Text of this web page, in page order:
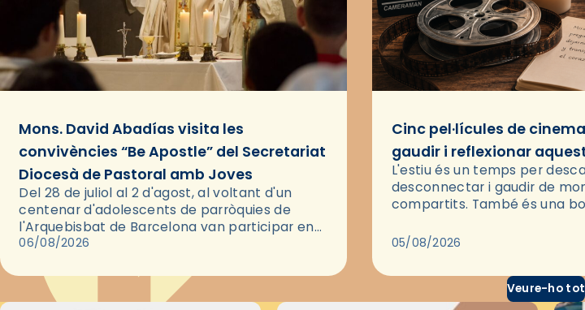
Mons. David Abadías visita les
convivències “Be Apostle” del Secretariat
Diocesà de Pastoral amb Joves
Del 28 de juliol al 2 d'agost, al voltant d'un
centenar d'adolescents de parròquies de
l'Arquebisbat de Barcelona van participar en
les convivències Be Apostle, organitzades pel
06/08/2026
Cinc pel·lícules de
gaudir i reflexionar
L'estiu és un temps per
desconnectar i gaudir de
compartits. També és una
través del cinema, reflexionar
05/08/2026
Veure-ho tot